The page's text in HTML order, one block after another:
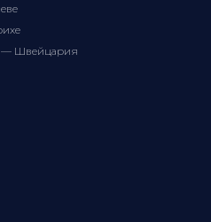
— Швейцария